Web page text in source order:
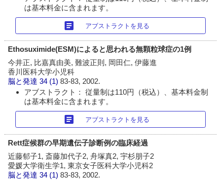
は基本料金に含まれます。
article アブストラクトを見る
Ethosuximide(ESM)によると思われる無顆粒球症の1例
今井正, 比嘉真由美, 難波正則, 岡田仁, 伊藤進
香川医科大学小児科
脳と発達 34 (1)83-83, 2002.
アブストラクト： 従量制は110円（税込）、基本料金制
は基本料金に含まれます。
article アブストラクトを見る
Rett症候群の早期遺伝子診断例の臨床経過
近藤郁子1, 斎藤加代子2, 舟塚真2, 宇杉朋子2
愛媛大学衛生学1, 東京女子医科大学小児科2
脳と発達 34 (1)83-83, 2002.